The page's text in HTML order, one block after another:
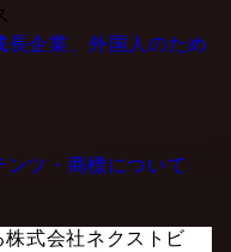
企業、外国人のため
ンツ・商標について
式会社ネクストビ